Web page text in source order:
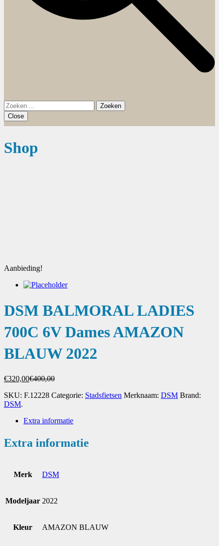
Close
Shop
Aanbieding!
DSM BALMORAL LADIES
700C 6V Dames AMAZON
BLAUW 2022
Oorspronkelijke
was:
€400,00.
€320,00Huidige
is:
€400,00
SKU: F.12228 Categorie: Stadsfietsen Merknaam: DSM Brand:
DSM.
Extra informatie
Extra informatie
Merk DSM
Modeljaar 2022
Kleur AMAZON BLAUW